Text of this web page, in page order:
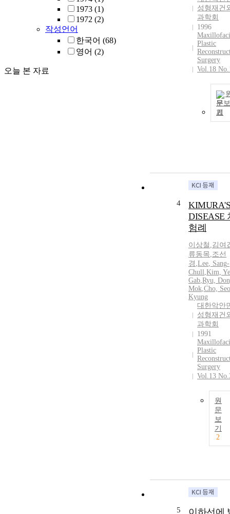
1973 (1)
1972 (2)
작성언어
한국어 (68)
영어 (2)
오늘 본 자료
성형재건
과학회
1996
Plastic
Surgery
Vol.18
문보
기
4
KIMURA'S
DISEASE
험례
이상철 ,김여
류동목,조선
경 ,Lee, Sang-
Chull,Kim,
Gab,Ryu,
Mok,Cho,
Kyung
대한악안
성형재건
과학회
1991
Plastic
Surgery
Vol.13
원
문
보
기
2
5